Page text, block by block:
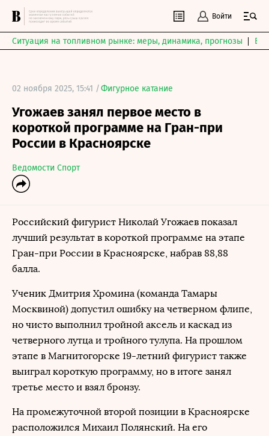
Войти
Ситуация на топливном рынке: меры, динамика, прогнозы
02 ноября 2025, 15:41 /Фигурное катание
Угожаев занял первое место в
короткой программе на Гран-при
России в Красноярске
Ведомости Спорт
Российский фигурист Николай Угожаев показал
лучший результат в короткой программе на этапе
Гран-при России в Красноярске, набрав 88,88
балла.
Ученик Дмитрия Хромина (команда Тамары
Москвиной) допустил ошибку на четверном флипе,
но чисто выполнил тройной аксель и каскад из
четверного лутца и тройного тулупа. На прошлом
этапе в Магнитогорске 19-летний фигурист также
выиграл короткую программу, но в итоге занял
третье место и взял бронзу.
На промежуточной второй позиции в Красноярске
расположился Михаил Полянский. На его